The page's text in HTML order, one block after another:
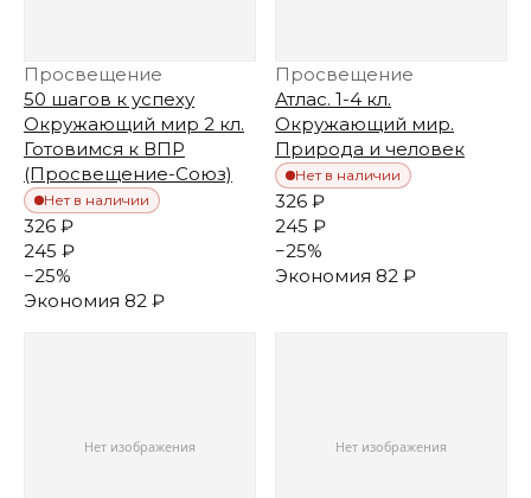
Просвещение
50 шагов к успеху
Окружающий мир 2 кл.
Готовимся к ВПР
(Просвещение-Союз)
Нет в наличии
326 ₽
245 ₽
−25%
Экономия 82 ₽
Просвещение
Атлас. 1-4 кл.
Окружающий мир.
Природа и человек
Нет в наличии
326 ₽
245 ₽
−25%
Экономия 82 ₽